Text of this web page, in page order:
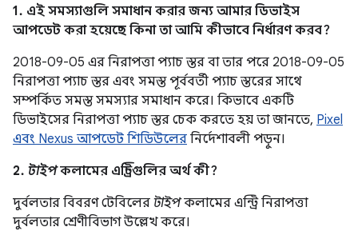
1. এই সমস্যাগুলি সমাধান করার জন্য আমার ডিভাইস
আপডেট করা হয়েছে কিনা তা আমি কীভাবে নির্ধারণ করব?
2018-09-05 এর নিরাপত্তা প্যাচ স্তর বা তার পরে 2018-09-05
নিরাপত্তা প্যাচ স্তর এবং সমস্ত পূর্ববর্তী প্যাচ স্তরের সাথে
সম্পর্কিত সমস্ত সমস্যার সমাধান করে। কিভাবে একটি
ডিভাইসের নিরাপত্তা প্যাচ স্তর চেক করতে হয় তা জানতে, Pixel
এবং Nexus আপডেট শিডিউলের নির্দেশাবলী পড়ুন।
2. টাইপকলামের এন্ট্রিগুলির অর্থ কী?
দুর্বলতার বিবরণ টেবিলের টাইপকলামের এন্ট্রি নিরাপত্তা
দুর্বলতার শ্রেণীবিভাগ উল্লেখ করে।